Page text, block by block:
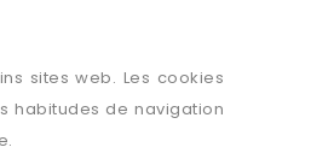
sites web. Les cookies
habitudes de navigation